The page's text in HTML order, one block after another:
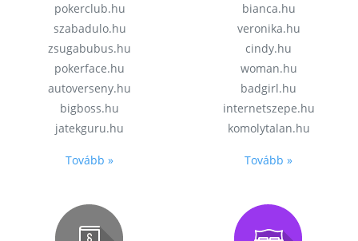
pokerclub.hu
szabadulo.hu
zsugabubus.hu
pokerface.hu
autoverseny.hu
bigboss.hu
jatekguru.hu
Tovább »
bianca.hu
veronika.hu
cindy.hu
woman.hu
badgirl.hu
internetszepe.hu
komolytalan.hu
Tovább »